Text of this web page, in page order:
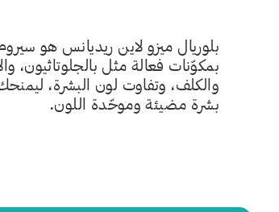
بلوريال ميزو لاين ريديانس هو
بمكوّنات فعالة مثل بالجلوتاثيون،
والكلف، وتفاوت لون البشرة،
بشرة مضيئة وموحّدة اللون.